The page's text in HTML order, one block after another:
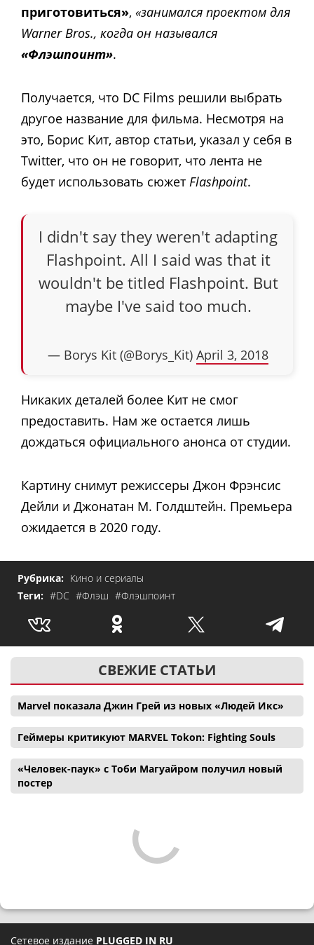
приготовиться», «занимался проектом для
Warner Bros., когда он назывался
«Флэшпоинт».
Получается, что DC Films решили выбрать
другое название для фильма. Несмотря на
это, Борис Кит, автор статьи, указал у себя в
Twitter, что он не говорит, что лента не
будет использовать сюжет Flashpoint.
I didn't say they weren't adapting
Flashpoint. All I said was that it
wouldn't be titled Flashpoint. But
maybe I've said too much.
— Borys Kit (@Borys_Kit) April 3, 2018
Никаких деталей более Кит не смог
предоставить. Нам же остается лишь
дождаться официального анонса от студии.
Картину снимут режиссеры Джон Фрэнсис
Дейли и Джонатан М. Голдштейн. Премьера
ожидается в 2020 году.
Рубрика: Кино и сериалы
Теги: #DC #Флэш #Флэшпоинт
СВЕЖИЕ СТАТЬИ
Marvel показала Джин Грей из новых «Людей Икс»
Геймеры критикуют MARVEL Tokon: Fighting Souls
«Человек-паук» с Тоби Магуайром получил новый
постер
Сетевое издание PLUGGED IN RU